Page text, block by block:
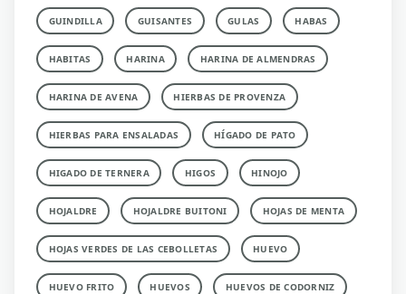
GUINDILLA GUISANTES GULAS HABAS
HABITAS HARINA HARINA DE ALMENDRAS
HARINA DE AVENA HIERBAS DE PROVENZA
HIERBAS PARA ENSALADAS HÍGADO DE PATO
HIGADO DE TERNERA HIGOS HINOJO
HOJALDRE HOJALDRE BUITONI HOJAS DE MENTA
HOJAS VERDES DE LAS CEBOLLETAS HUEVO
HUEVO FRITO HUEVOS HUEVOS DE CODORNIZ